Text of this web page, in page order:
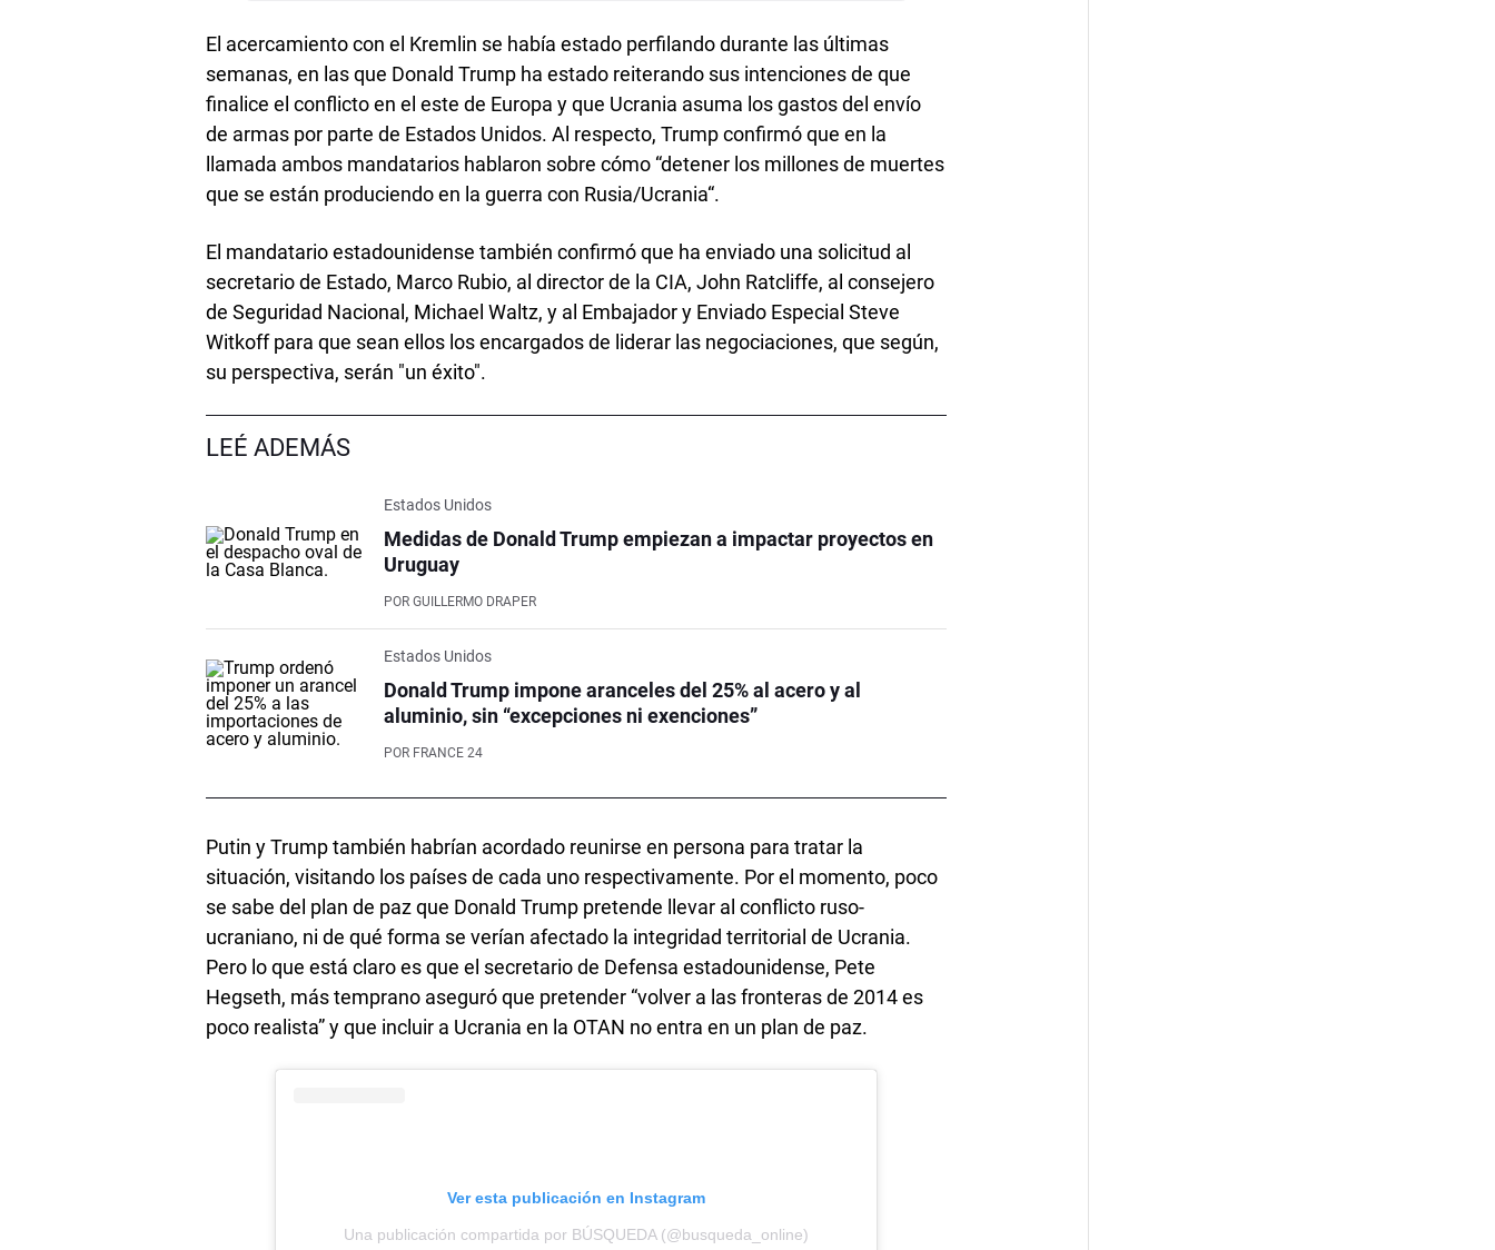
El acercamiento con el Kremlin se había estado perfilando durante las últimas
semanas, en las que Donald Trump ha estado reiterando sus intenciones de que
finalice el conflicto en el este de Europa y que Ucrania asuma los gastos del envío
de armas por parte de Estados Unidos. Al respecto, Trump confirmó que en la
llamada ambos mandatarios hablaron sobre cómo “detener los millones de muertes
que se están produciendo en la guerra con Rusia/Ucrania“.
El mandatario estadounidense también confirmó que ha enviado una solicitud al
secretario de Estado, Marco Rubio, al director de la CIA, John Ratcliffe, al consejero
de Seguridad Nacional, Michael Waltz, y al Embajador y Enviado Especial Steve
Witkoff para que sean ellos los encargados de liderar las negociaciones, que según,
su perspectiva, serán "un éxito".
LEÉ ADEMÁS
Estados Unidos
Medidas de Donald Trump empiezan a impactar proyectos en
Uruguay
POR GUILLERMO DRAPER
Estados Unidos
Donald Trump impone aranceles del 25% al ​​acero y al
aluminio, sin “excepciones ni exenciones”
POR FRANCE 24
Putin y Trump también habrían acordado reunirse en persona para tratar la
situación, visitando los países de cada uno respectivamente. Por el momento, poco
se sabe del plan de paz que Donald Trump pretende llevar al conflicto ruso-
ucraniano, ni de qué forma se verían afectado la integridad territorial de Ucrania.
Pero lo que está claro es que el secretario de Defensa estadounidense, Pete
Hegseth, más temprano aseguró que pretender “volver a las fronteras de 2014 es
poco realista” y que incluir a Ucrania en la OTAN no entra en un plan de paz.
Ver esta publicación en Instagram
Una publicación compartida por BÚSQUEDA (@busqueda_online)